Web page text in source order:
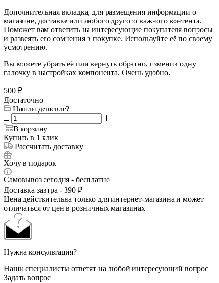
Дополнительная вкладка, для размещения информации о
магазине, доставке или любого другого важного контента.
Поможет вам ответить на интересующие покупателя вопросы
и развеять его сомнения в покупке. Используйте её по своему
усмотрению.
Вы можете убрать её или вернуть обратно, изменив одну
галочку в настройках компонента. Очень удобно.
500 ₽
Достаточно
Нашли дешевле?
В корзину
Купить в 1 клик
Рассчитать доставку
Хочу в подарок
Самовывоз сегодня - бесплатно
Доставка завтра - 390 ₽
Цена действительна только для интернет-магазина и может
отличаться от цен в розничных магазинах
Нужна консультация?
Наши специалисты ответят на любой интересующий вопрос
Задать вопрос